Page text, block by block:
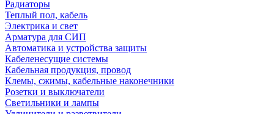
Радиаторы
Теплый пол, кабель
Электрика и свет
Арматура для СИП
Автоматика и устройства защиты
Кабеленесущие системы
Кабельная продукция, провод
Клемы, сжимы, кабельные наконечники
Розетки и выключатели
Светильники и лампы